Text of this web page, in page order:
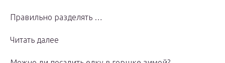
Правильно разделять …
Читать далее